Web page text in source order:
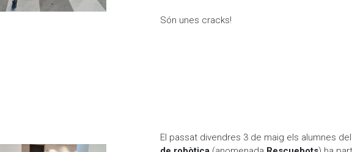
Són unes cracks!
El passat divendres 3 de maig els alumnes